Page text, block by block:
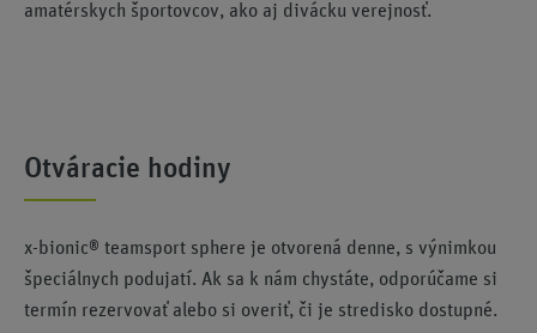
amatérskych športovcov, ako aj divácku verejnosť.
Otváracie hodiny
x-bionic® teamsport sphere je otvorená denne, s výnimkou
špeciálnych podujatí. Ak sa k nám chystáte, odporúčame si
termín rezervovať alebo si overiť, či je stredisko dostupné.